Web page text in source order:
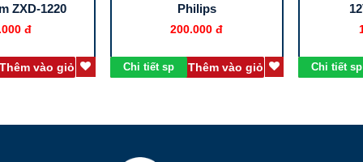
ZXD-1220
đ
Thêm vào giỏ
Philips
200.000 đ
Chi tiết sp Thêm vào giỏ Chi tiết sp